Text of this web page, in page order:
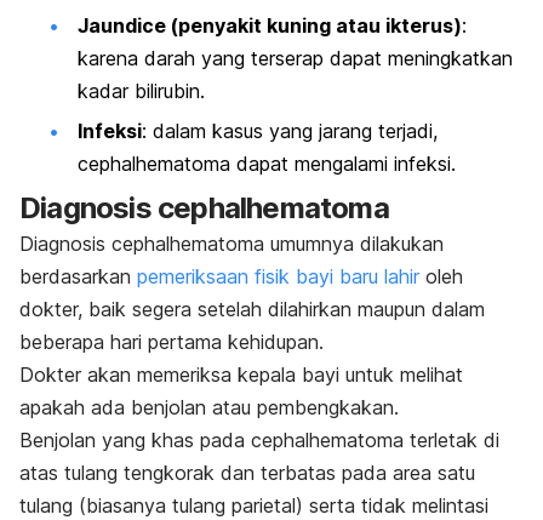
Jaundice (penyakit kuning atau ikterus):
karena darah yang terserap dapat meningkatkan
kadar bilirubin.
Infeksi: dalam kasus yang jarang terjadi,
cephalhematoma dapat mengalami infeksi.
Diagnosis cephalhematoma
Diagnosis cephalhematoma umumnya dilakukan
berdasarkan pemeriksaan fisik bayi baru lahir oleh
dokter, baik segera setelah dilahirkan maupun dalam
beberapa hari pertama kehidupan.
Dokter akan memeriksa kepala bayi untuk melihat
apakah ada benjolan atau pembengkakan.
Benjolan yang khas pada cephalhematoma terletak di
atas tulang tengkorak dan terbatas pada area satu
tulang (biasanya tulang parietal) serta tidak melintasi